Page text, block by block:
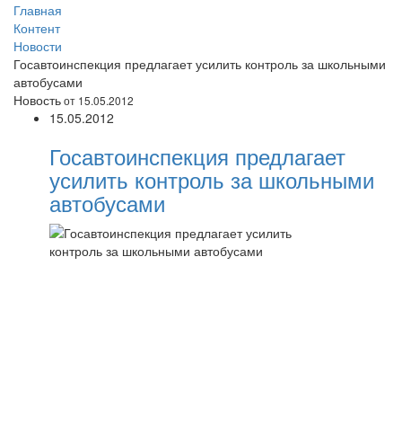
Главная
Контент
Новости
Госавтоинспекция предлагает усилить контроль за школьными
автобусами
Новостьот 15.05.2012
15.05.2012
Госавтоинспекция предлагает
усилить контроль за школьными
автобусами